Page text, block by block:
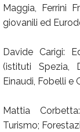
Maggia, Ferrini
giovanili ed
Davide Carigi:
(istituti Spezia,
Einaudi, Fobelli e
Mattia
Turismo;